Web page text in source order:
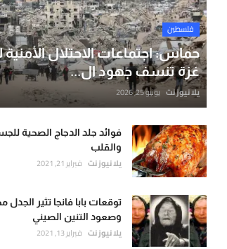
فلسطين
حماس: اجتماعات الاحتلال الأمنية
غزة تنسف جهود ال...
يلا نيوز نت يونيو 25, 2026
فوائد جلد الدجاج الصحية
والقلب
يلا نيوز نت فبراير 21, 2021
توقعات بابا فانجا تثير الجدل
وصعود التنين الصيني
يلا نيوز نت فبراير 13, 2021